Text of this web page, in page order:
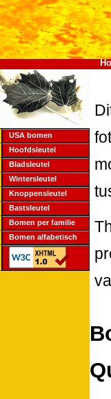
USA bomen
Hoofdsleutel
Bladsleutel
Wintersleutel
Knoppensleutel
Bastsleutel
Bomen per familie
Bomen alfabetisch